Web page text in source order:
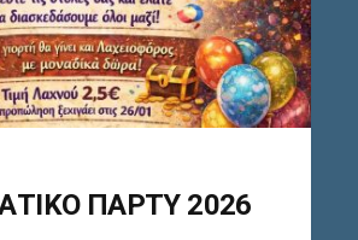
ΠΑΡΤΥ 2026